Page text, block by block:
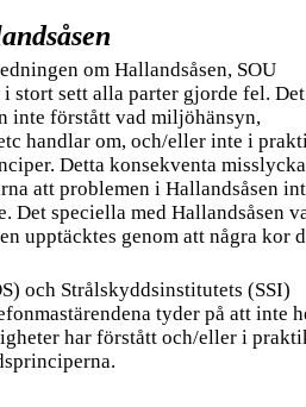
om Hallandsåsen, SOU
stort sett alla parter gjorde fel. Det
inte förstått vad miljöhänsyn,
handlar om, och/eller inte i
Detta konsekventa
att problemen i Hallandsåsen
Det speciella med Hallandsåsen
upptäcktes genom att några kor
och Strålskyddsinstitutets (SSI)
tyder på att inte
har förstått och/eller i